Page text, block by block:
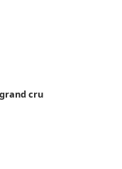
cru